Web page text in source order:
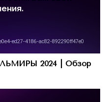
2024 | Обзор